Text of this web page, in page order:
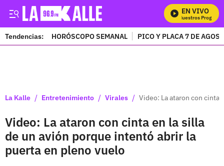
EN VIVO
Mira Todos Nuestros Programas
Tendencias: HORÓSCOPO SEMANAL PICO Y PLACA 7 DE
La Kalle / Entretenimiento / Virales / Video: La ataron con cinta
Video: La ataron con cinta en la silla
de un avión porque intentó abrir la
puerta en pleno vuelo